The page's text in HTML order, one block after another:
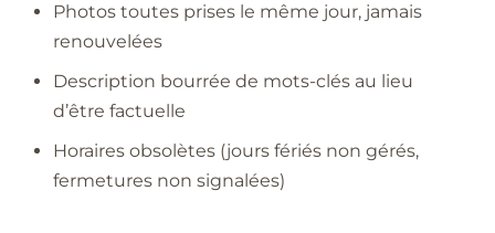
Photos toutes prises le même jour, jamais
renouvelées
Description bourrée de mots-clés au lieu
d’être factuelle
Horaires obsolètes (jours fériés non gérés,
fermetures non signalées)